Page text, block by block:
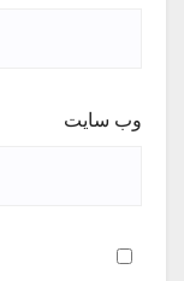
وب‌ سایت